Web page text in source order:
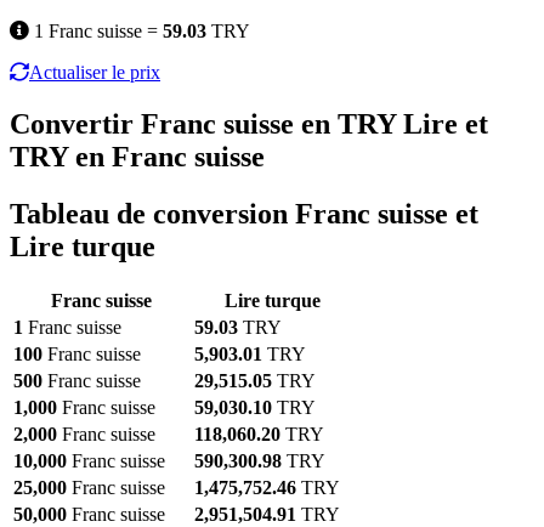
1 Franc suisse = 59.03 TRY
Actualiser le prix
Convertir Franc suisse en TRY Lire et
TRY en Franc suisse
Tableau de conversion Franc suisse et
Lire turque
Franc suisse
Lire turque
1 Franc suisse 59.03 TRY
100 Franc suisse 5,903.01 TRY
500 Franc suisse 29,515.05 TRY
1,000 Franc suisse 59,030.10 TRY
2,000 Franc suisse 118,060.20 TRY
10,000 Franc suisse 590,300.98 TRY
25,000 Franc suisse 1,475,752.46 TRY
50,000 Franc suisse 2,951,504.91 TRY